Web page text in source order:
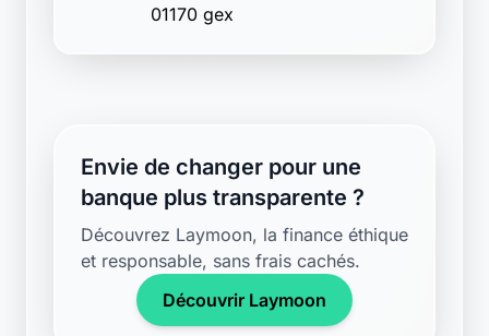
01170 gex
Envie de changer pour une
banque plus transparente ?
Découvrez Laymoon, la finance éthique
et responsable, sans frais cachés.
Découvrir Laymoon